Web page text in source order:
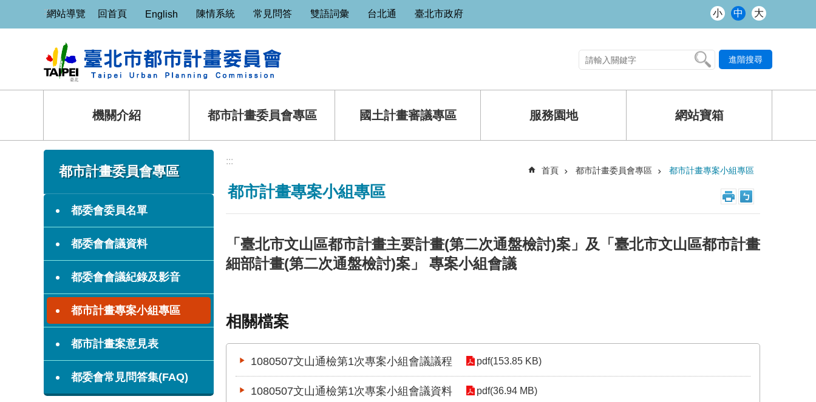
跳到主要內容區塊
:::網站導覽 回首頁 English 陳情系統 常見問答 雙語詞彙 台北通 臺北市政府 小 中 大
進階搜尋
機關介紹 都市計畫委員會專區 國土計畫審議專區 服務園地 網站寶箱
:::
都市計畫委員會專區
都委會委員名單
都委會會議資料
都委會會議紀錄及影音
都市計畫專案小組專區
都市計畫案意見表
都委會常見問答集(FAQ)
:::
首頁 都市計畫委員會專區 都市計畫專案小組專區
都市計畫專案小組專區
「臺北市文山區都市計畫主要計畫(第二次通盤檢討)案」及「臺北市文山區都市計畫
細部計畫(第二次通盤檢討)案」 專案小組會議
相關檔案
1080507文山通檢第1次專案小組會議議程 pdf(153.85 KB)
1080507文山通檢第1次專案小組會議資料 pdf(36.94 MB)